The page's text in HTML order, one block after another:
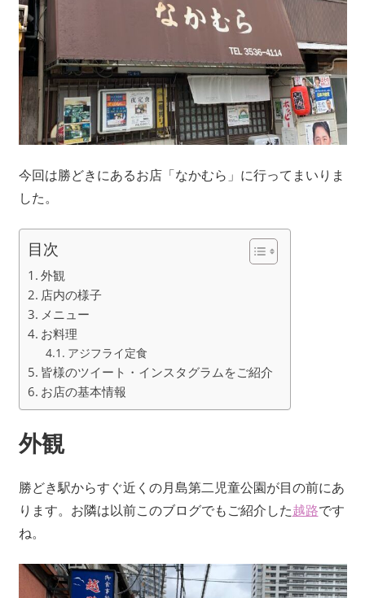
今回は勝どきにあるお店「なかむら」に行ってまいりま
した。
目次
外観
店内の様子
メニュー
お料理
アジフライ定食
皆様のツイート・インスタグラムをご紹介
お店の基本情報
外観
勝どき駅からすぐ近くの月島第二児童公園が目の前にあ
ります。お隣は以前このブログでもご紹介した越路です
ね。